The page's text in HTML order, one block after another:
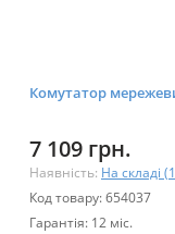
Комутатор
7 109 грн.
Наявність: На складі
Код товару: 654037
Гарантія: 12 міс.